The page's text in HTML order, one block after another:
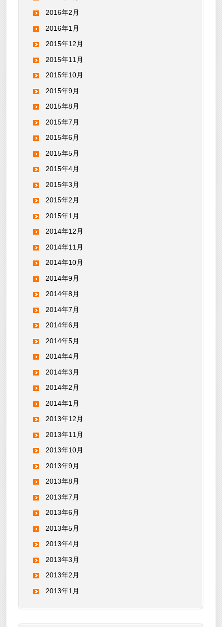
2016年2月
2016年1月
2015年12月
2015年11月
2015年10月
2015年9月
2015年8月
2015年7月
2015年6月
2015年5月
2015年4月
2015年3月
2015年2月
2015年1月
2014年12月
2014年11月
2014年10月
2014年9月
2014年8月
2014年7月
2014年6月
2014年5月
2014年4月
2014年3月
2014年2月
2014年1月
2013年12月
2013年11月
2013年10月
2013年9月
2013年8月
2013年7月
2013年6月
2013年5月
2013年4月
2013年3月
2013年2月
2013年1月